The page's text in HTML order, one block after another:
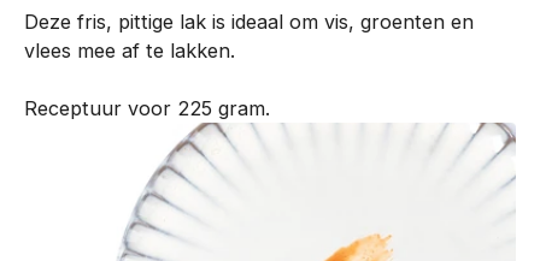
e
Deze fris, pittige lak is ideaal om vis, groenten en
vlees mee af te lakken.
Receptuur voor 225 gram.